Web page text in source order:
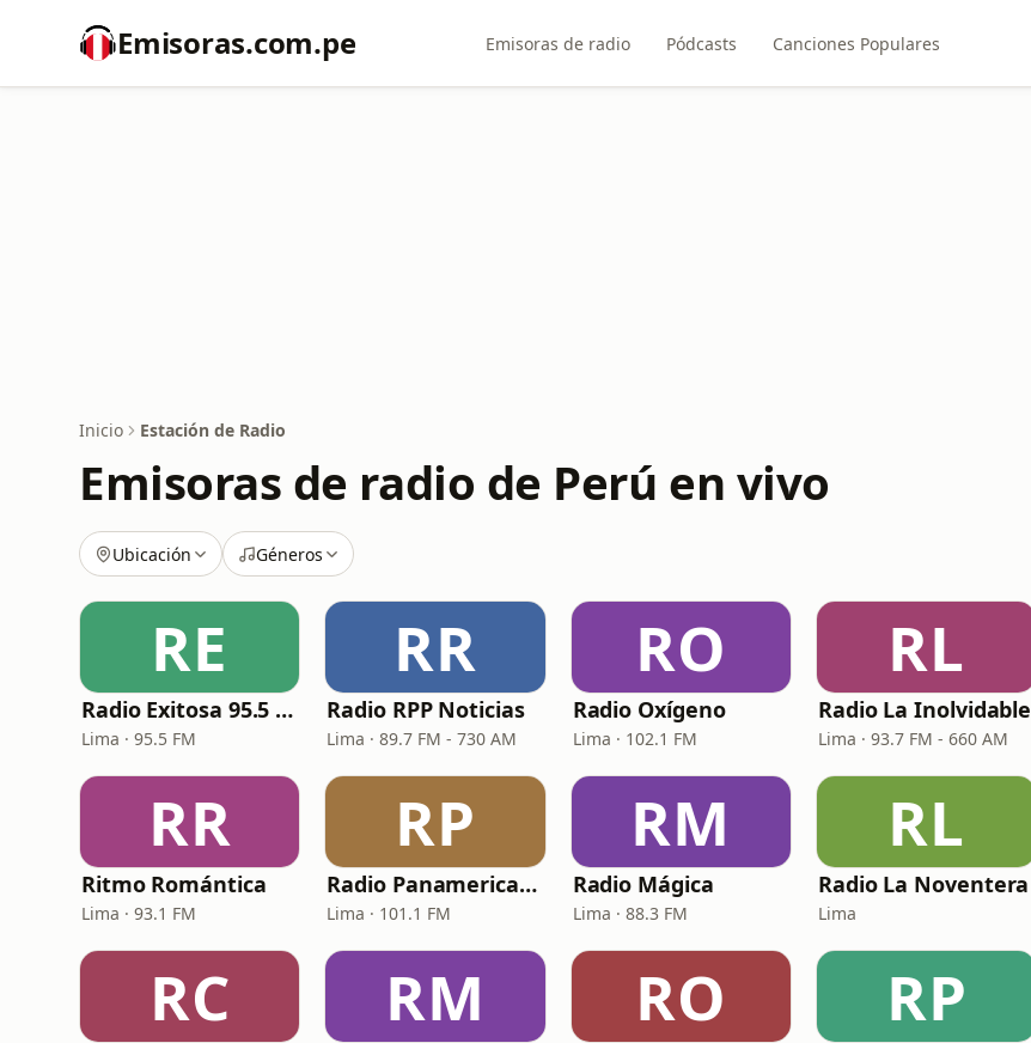
Emisoras.com.pe Emisoras de radio Pódcasts Canciones Populares
Inicio Estación de Radio
Emisoras de radio de Perú en vivo
Ubicación Géneros
RE
Radio Exitosa 95.5 FM
Lima · 95.5 FM
RR
Radio RPP Noticias
Lima · 89.7 FM - 730 AM
RO
Radio Oxígeno
Lima · 102.1 FM
RL
Radio La Inolvidable
Lima · 93.7 FM - 660 AM
RR
Ritmo Romántica
Lima · 93.1 FM
RP
Radio Panamericana
Lima · 101.1 FM
RM
Radio Mágica
Lima · 88.3 FM
RL
Radio La Noventera
Lima
RC RM RO RP